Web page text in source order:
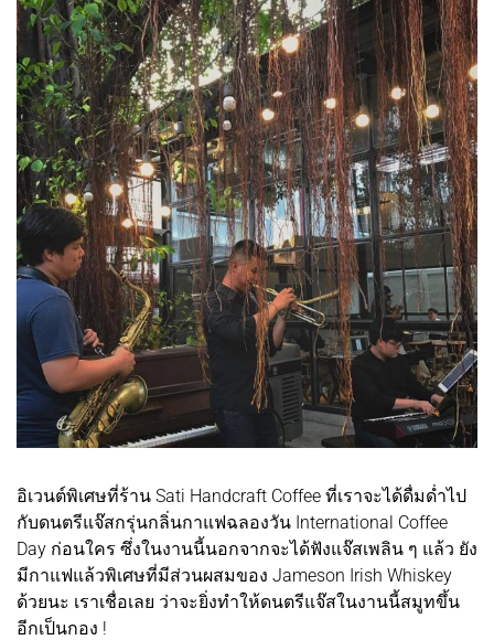
อิเวนต์พิเศษที่ร้าน Sati Handcraft Coffee ที่เราจะได้ดื่มด่ำไป
กับดนตรีแจ๊สกรุ่นกลิ่นกาแฟฉลองวัน International Coffee
Day ก่อนใคร ซึ่งในงานนี้นอกจากจะได้ฟังแจ๊สเพลิน ๆ แล้ว ยัง
มีกาแฟแล้วพิเศษที่มีส่วนผสมของ Jameson Irish Whiskey
ด้วยนะ เราเชื่อเลย ว่าจะยิ่งทำให้ดนตรีแจ๊สในงานนี้สมูทขึ้น
อีกเป็นกอง !